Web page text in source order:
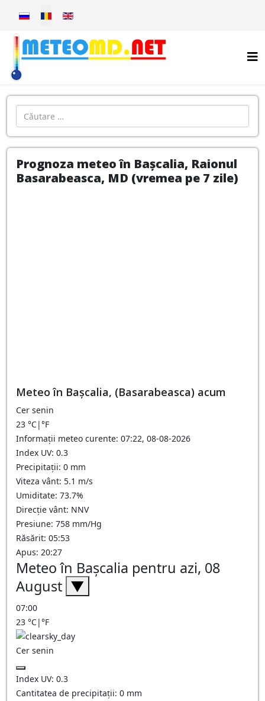
Selectați limba dvs
Introdu localitatea:
Prognoza meteo în Bașcalia, Raionul
Basarabeasca, MD (vremea pe 7 zile)
Meteo în Başcalia, (Basarabeasca) acum
Cer senin
23 °C|°F
Informații meteo curente: 07:22, 08-08-2026
Index UV: 0.3
Precipitații: 0 mm
Viteza vânt: 5.1 m/s
Umiditate: 73.7%
Direcție vânt: NNV
Presiune: 758 mm/Hg
Răsărit: 05:53
Apus: 20:27
Meteo în Başcalia pentru azi, 08
August ▼
07:00
23 °C|°F
Cer senin
Index UV: 0.3
Cantitatea de precipitații: 0 mm